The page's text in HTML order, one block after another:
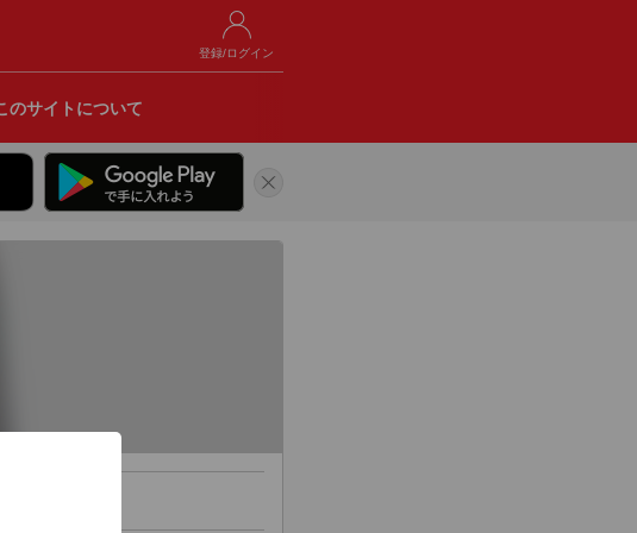
登録/ログイン
のサイトについて